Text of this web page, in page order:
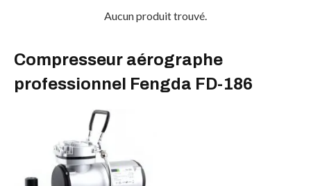
Aucun produit trouvé.
Compresseur aérographe
professionnel Fengda FD-186